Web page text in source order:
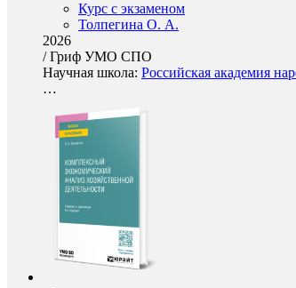
Курс с экзаменом
Толпегина О. А.
2026
/Гриф УМО СПО
Научная школа: Российская академия
…